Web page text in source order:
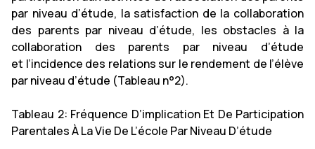
par niveau d’étude, la satisfaction de la collaboration
des parents par niveau d’étude, les obstacles à la
collaboration des parents par niveau d’étude
et l’incidence des relations sur le rendement de l’élève
par niveau d’étude (Tableau n°2).
Tableau 2: Fréquence D’implication Et De Participation
Parentales À La Vie De L’école Par Niveau D’étude